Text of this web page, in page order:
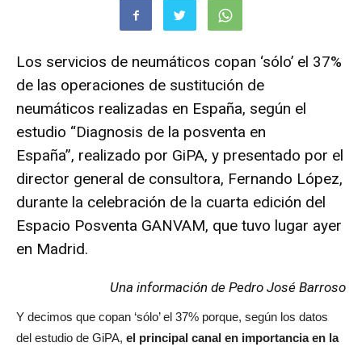
Los servicios de neumáticos copan ‘sólo’ el 37%
de las operaciones de sustitución de
neumáticos realizadas en España, según el
estudio “Diagnosis de la posventa en
España”, realizado por GiPA, y presentado por el
director general de consultora, Fernando López,
durante la celebración de la cuarta edición del
Espacio Posventa GANVAM, que tuvo lugar ayer
en Madrid.
Una información de Pedro José Barroso
Y decimos que copan ‘sólo’ el 37% porque, según los datos
del estudio de GiPA, el principal canal en importancia en la